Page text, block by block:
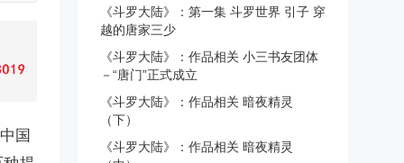
国
《斗罗大陆》：第一集 斗罗世界 引子 穿
越的唐家三少
《斗罗大陆》：作品相关 小三书友团体
－“唐门”正式成立
《斗罗大陆》：作品相关 暗夜精灵
（下）
《斗罗大陆》：作品相关 暗夜精灵